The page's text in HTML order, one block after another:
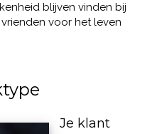
blijven vinden bij
voor het leven
Je klant